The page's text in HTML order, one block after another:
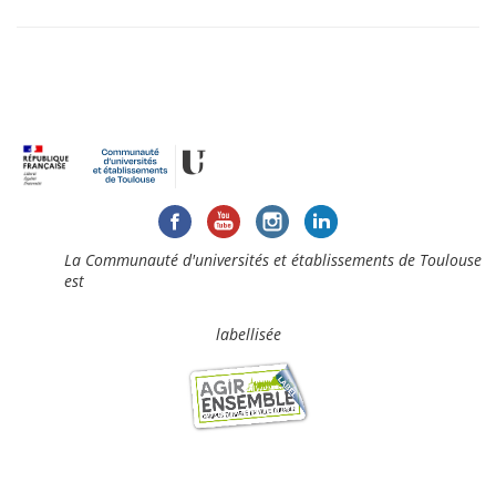
La Communauté d'universités et établissements de Toulouse
est
labellisée